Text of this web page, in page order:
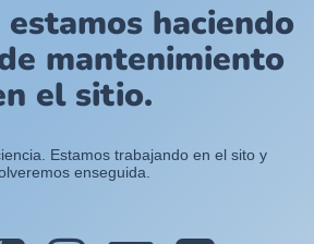
haciendo
mantenimiento
el sitio.
Estamos trabajando en el sito y
enseguida.